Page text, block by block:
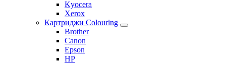
Kyocera
Xerox
Картриджи Colouring
Brother
Canon
Epson
HP